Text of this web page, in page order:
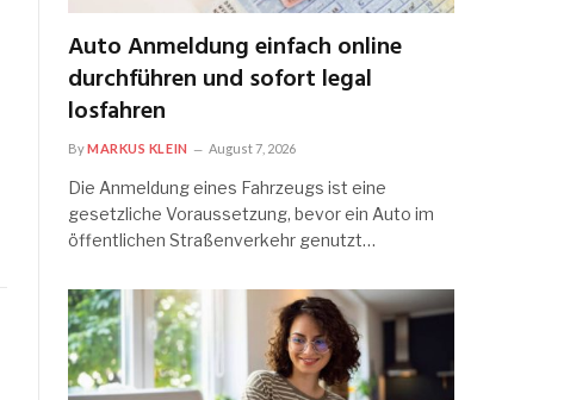
Auto Anmeldung einfach online
durchführen und sofort legal
losfahren
ByMARKUS KLEIN August 7, 2026
Die Anmeldung eines Fahrzeugs ist eine
gesetzliche Voraussetzung, bevor ein Auto im
öffentlichen Straßenverkehr genutzt…